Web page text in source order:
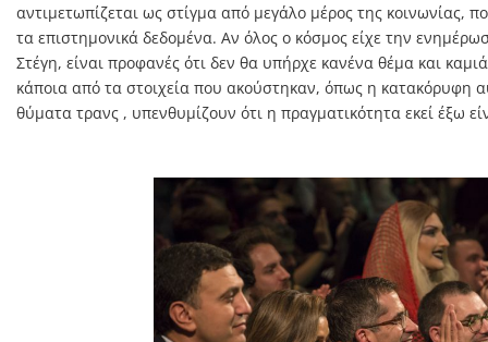
αντιμετωπίζεται ως στίγμα από μεγάλο μέρος της κοινωνίας,
τα επιστημονικά δεδομένα. Αν όλος ο κόσμος είχε την
Στέγη, είναι προφανές ότι δεν θα υπήρχε κανένα θέμα και
κάποια από τα στοιχεία που ακούστηκαν, όπως η κατακόρυφη
θύματα τρανς , υπενθυμίζουν ότι η πραγματικότητα εκεί έξω